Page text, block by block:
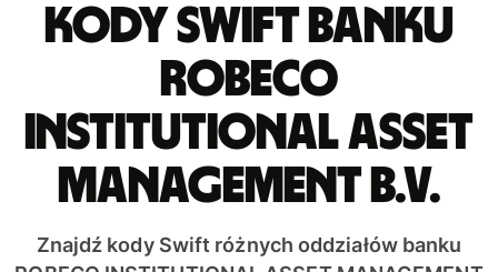
Kody Swift banku
ROBECO
INSTITUTIONAL ASSET
MANAGEMENT B.V.
Znajdź kody Swift różnych oddziałów banku